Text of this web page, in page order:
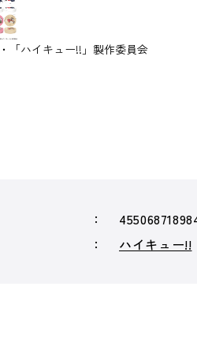
「ハイキュー!!」製作委員会
ハイキュー!!